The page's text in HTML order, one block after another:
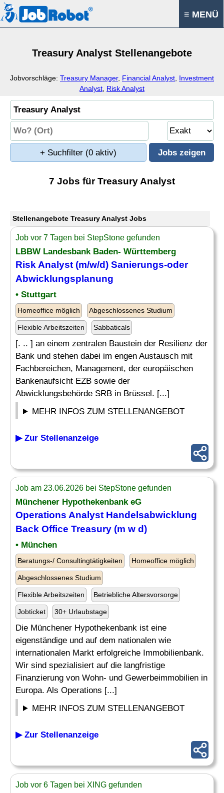
≡ MENÜ
Treasury Analyst Stellenangebote
Jobvorschläge: Treasury Manager, Financial Analyst Investment
Analyst Risk Analyst
+ Suchfilter (0 aktiv)
7 Jobs für Treasury Analyst
Stellenangebote Treasury Analyst Jobs
Job vor 7 Tagen bei StepStone gefunden
LBBW Landesbank Baden- Württemberg
Risk Analyst (m/w/d) Sanierungs-oder
Abwicklungsplanung
• Stuttgart
Homeoffice möglich Abgeschlossenes Studium
Flexible Arbeitszeiten Sabbaticals
[. .. ] an einem zentralen Baustein der Resilienz der
Bank und stehen dabei im engen Austausch mit
Fachbereichen, Management, der europäischen
Bankenaufsicht EZB sowie der
Abwicklungsbehörde SRB in Brüssel. [...]
MEHR INFOS ZUM STELLENANGEBOT
▶ Zur Stellenanzeige
Job am 23.06.2026 bei StepStone gefunden
Münchener Hypothekenbank eG
Operations Analyst Handelsabwicklung
Back Office Treasury (m w d)
• München
Beratungs-/ Consultingtätigkeiten Homeoffice möglich
Abgeschlossenes Studium
Flexible Arbeitszeiten Betriebliche Altersvorsorge
Jobticket 30+ Urlaubstage
Die Münchener Hypothekenbank ist eine
eigenständige und auf dem nationalen wie
internationalen Markt erfolgreiche Immobilienbank.
Wir sind spezialisiert auf die langfristige
Finanzierung von Wohn- und Gewerbeimmobilien in
Europa. Als Operations [...]
MEHR INFOS ZUM STELLENANGEBOT
▶ Zur Stellenanzeige
Job vor 6 Tagen bei XING gefunden